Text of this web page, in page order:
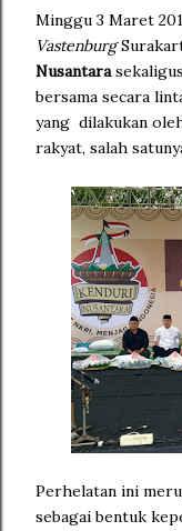
Minggu 3 Maret
Vastenburg
Nusantara
bersama secara
yang dilakukan
rakyat, salah
Perhelatan ini
sebagai bentuk